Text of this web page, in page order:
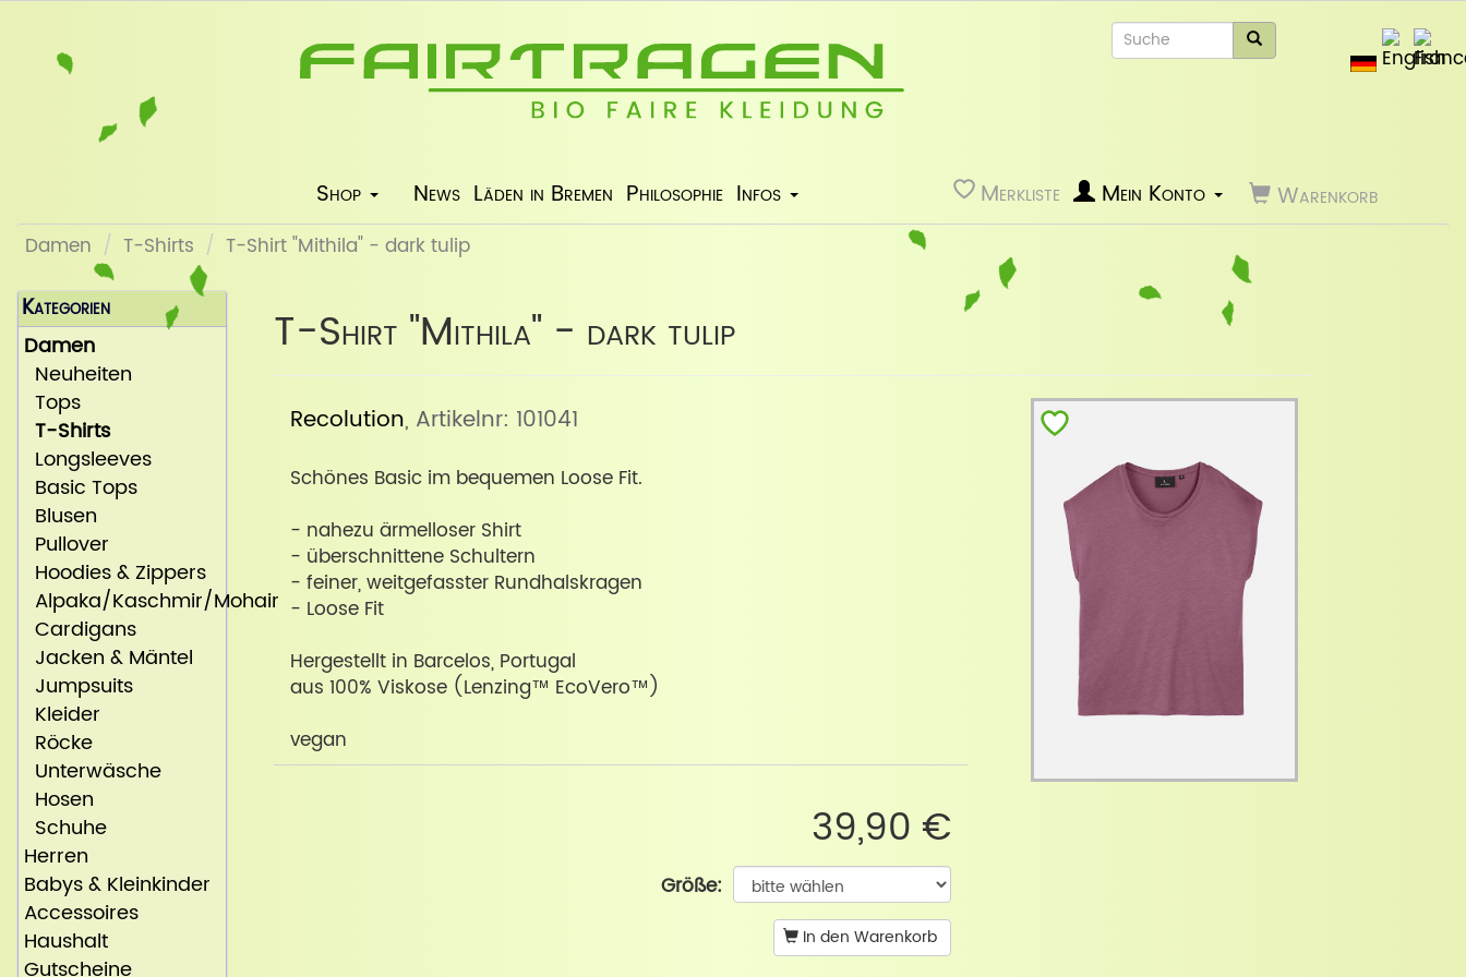
Shop News Läden in Bremen Philosophie Infos Merkliste Warenkorb
Mein Konto
Damen T-Shirts T-Shirt "Mithila" - dark tulip
T-Shirt "Mithila" - dark tulip
Recolution, Artikelnr: 101041
Schönes Basic im bequemen Loose Fit.
- nahezu ärmelloser Shirt
- überschnittene Schultern
- feiner, weitgefasster Rundhalskragen
- Loose Fit
Hergestellt in Barcelos, Portugal
aus 100% Viskose (Lenzing™ EcoVero™)
vegan
39,90 €
Größe:
In den Warenkorb
Kategorien
Damen
Neuheiten
Tops
T-Shirts
Longsleeves
Basic Tops
Blusen
Pullover
Hoodies & Zippers
Alpaka/Kaschmir/Mohair
Cardigans
Jacken & Mäntel
Jumpsuits
Kleider
Röcke
Unterwäsche
Hosen
Schuhe
Herren
Babys & Kleinkinder
Accessoires
Haushalt
Gutscheine